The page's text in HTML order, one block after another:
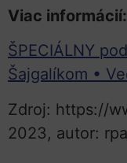
Viac informácií:
ŠPECIÁLNY
Šajgalíkom •
Zdroj: https://
2023, autor: rpa